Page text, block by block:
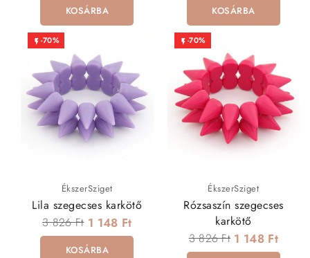
KOSÁRBA KOSÁRBA
 -70%
ÉkszerSziget
Lila szegecses karkötő
3 826 Ft 1 148 Ft
KOSÁRBA
 -70%
ÉkszerSziget
Rózsaszín szegecses
karkötő
3 826 Ft 1 148 Ft